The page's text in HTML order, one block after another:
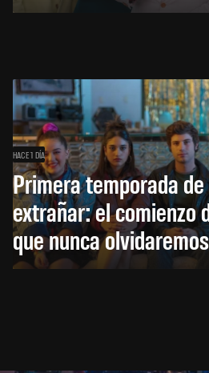
HACE 1 DÍA
Primera temporada
extrañar: el comienzo
que nunca olvidaremos